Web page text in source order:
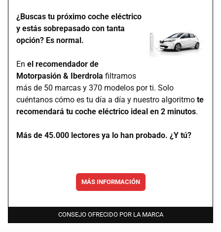
¿Buscas tu próximo coche eléctrico
y estás sobrepasado con tanta
opción? Es normal.
En el recomendador de
Motorpasión & Iberdrola filtramos
más de 50 marcas y 370 modelos por ti. Solo
cuéntanos cómo es tu día a día y nuestro algoritmo te
recomendará tu coche eléctrico ideal en 2 minutos.
Más de 45.000 lectores ya lo han probado. ¿Y tú?
MÁS INFORMACIÓN
CONSEJO OFRECIDO POR LA MARCA